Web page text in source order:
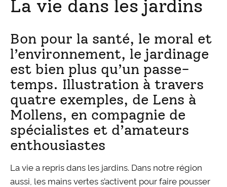
La vie dans les jardins
Bon pour la santé, le moral et
l’environnement, le jardinage
est bien plus qu’un passe-
temps. Illustration à travers
quatre exemples, de Lens à
Mollens, en compagnie de
spécialistes et d’amateurs
enthousiastes
La vie a repris dans les jardins. Dans notre région
aussi, les mains vertes s’activent pour faire pousser